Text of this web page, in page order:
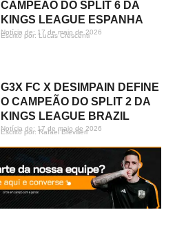
CAMPEÃO DO SPLIT 6 DA
KINGS LEAGUE ESPANHA
Notícia de: 17 de maio de 2026
Escrito por: Lucas Crescenti
G3X FC X DESIMPAIN DEFINE
O CAMPEÃO DO SPLIT 2 DA
KINGS LEAGUE BRAZIL
Notícia de: 17 de maio de 2026
Escrito por: Rafael Brevilieri